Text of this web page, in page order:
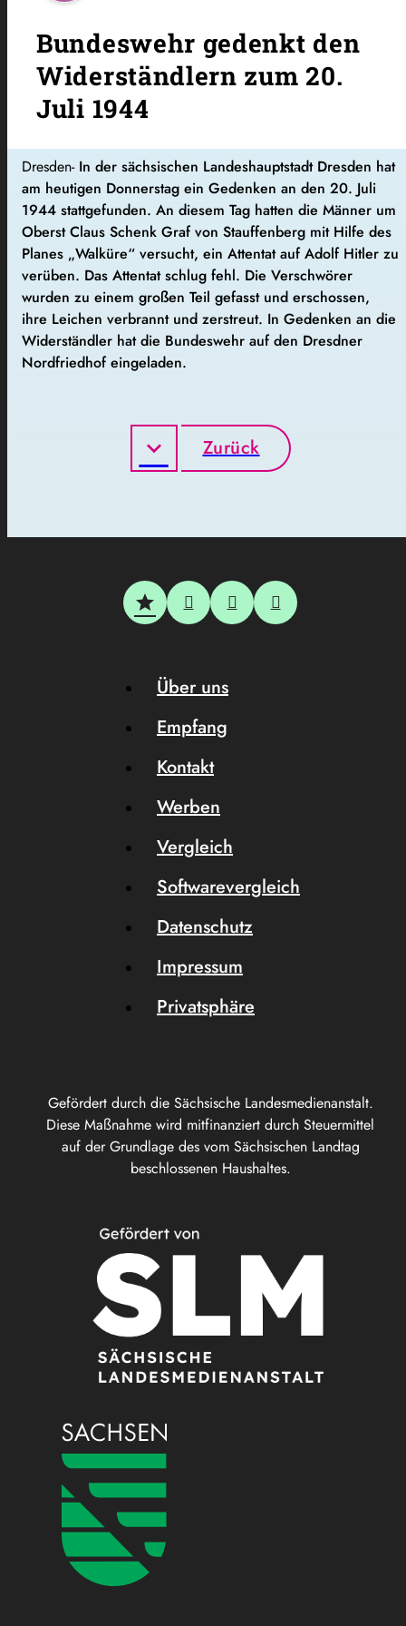
Bundeswehr gedenkt den
Widerständlern zum 20.
Juli 1944
Dresden- In der sächsischen Landeshauptstadt Dresden hat
am heutigen Donnerstag ein Gedenken an den 20. Juli
1944 stattgefunden. An diesem Tag hatten die Männer um
Oberst Claus Schenk Graf von Stauffenberg mit Hilfe des
Planes „Walküre“ versucht, ein Attentat auf Adolf Hitler zu
verüben. Das Attentat schlug fehl. Die Verschwörer
wurden zu einem großen Teil gefasst und erschossen,
ihre Leichen verbrannt und zerstreut. In Gedenken an die
Widerständler hat die Bundeswehr auf den Dresdner
Nordfriedhof eingeladen.
Zurück
Gefördert durch die Sächsische Landesmedienanstalt.
Diese Maßnahme wird mitfinanziert durch Steuermittel
auf der Grundlage des vom Sächsischen Landtag
beschlossenen Haushaltes.
Über uns
Empfang
Kontakt
Werben
Vergleich
Softwarevergleich
Datenschutz
Impressum
Privatsphäre